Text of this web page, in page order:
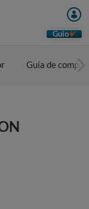
Guio
Guía de compra